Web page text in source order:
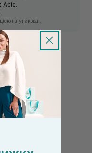
Acid.
на упаковці.